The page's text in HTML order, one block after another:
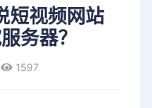
短视频网站
务器？
1597